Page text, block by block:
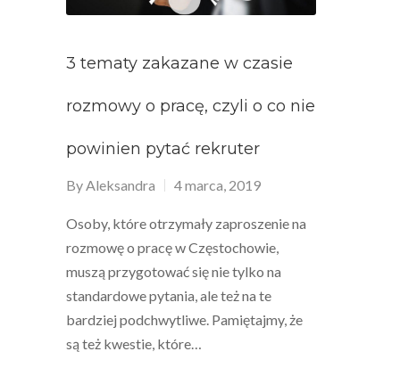
3 tematy zakazane w czasie
rozmowy o pracę, czyli o co nie
powinien pytać rekruter
ByAleksandra 4 marca, 2019
Osoby, które otrzymały zaproszenie na
rozmowę o pracę w Częstochowie,
muszą przygotować się nie tylko na
standardowe pytania, ale też na te
bardziej podchwytliwe. Pamiętajmy, że
są też kwestie, które…